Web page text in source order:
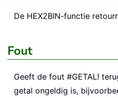
De HEX2BIN-functie
Fout
Geeft de fout #GETAL!
getal ongeldig is,